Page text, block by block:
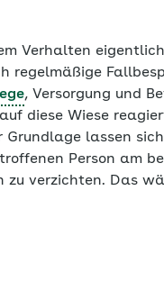
Verhalten
regelmäßige
, Versorgung und
diese Wiese
lassen
Person am
verzichten. Das